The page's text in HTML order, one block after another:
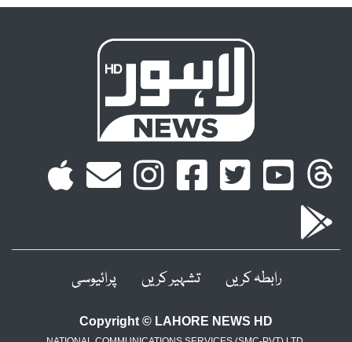
رابطہ کریں تشہیر کریں پرائیوسی
Copyright © LAHORE NEWS HD